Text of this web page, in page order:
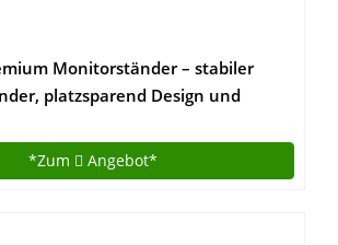
Monitorständer – stabiler
platzsparend Design und
*Zum Angebot*